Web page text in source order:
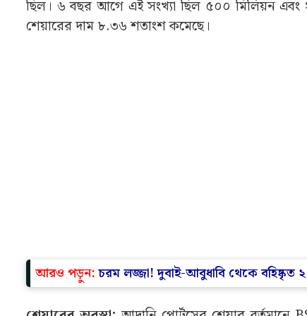
ছিল। ৬ বছর আগে এই সংখ্যা ছিল ৫০০ মিলিয়ন এবং
শেয়ারের দাম ৮.৩৬ শতাংশ কমেছে।
আরও পড়ুন:চরম লজ্জা! দুবাই-আবুধাবি থেকে বহিষ্কৃত